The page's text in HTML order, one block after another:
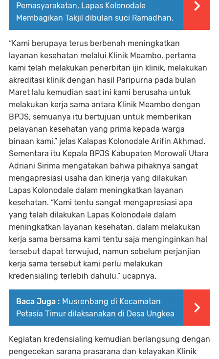
Pemasyarakatan, Lapas Kolonodale
Membagikan Takjil dibulan suci Ramadhan.
“Kami berupaya terus berbenah meningkatkan
layanan kesehatan melalui Klinik Meambo, pertama
kami telah melakukan penerbitan ijin klinik, melakukan
akreditasi klinik dengan hasil Paripurna pada bulan
Maret lalu kemudian saat ini kami berusaha untuk
melakukan kerja sama antara Klinik Meambo dengan
BPJS, semuanya itu bertujuan untuk memberikan
pelayanan kesehatan yang prima kepada warga
binaan kami,” jelas Kalapas Kolonodale Arifin Akhmad.
Sementara itu Kepala BPJS Kabupaten Morowali Utara
Adriani Sirima mengatakan bahwa pihaknya sangat
mengapresiasi usaha dan kinerja yang dilakukan
Lapas Kolonodale dalam meningkatkan layanan
kesehatan. “Kami tentu sangat mengapresiasi apa
yang telah dilakukan Lapas Kolonodale dalam
meningkatkan layanan kesehatan, dalam melakukan
kerja sama bersama kami tentu saja menginginkan hal
tersebut dapat terwujud, namun sebelum perjanjian
kerja sama tersebut kami perlu melakukan
kredensialing terlebih dahulu,” ucapnya.
Baca Juga : Musrenbang di Kecamatan
Petasia Timur dilaksanakan di Desa Ungkea
Kegiatan kredensialing kemudian berlangsung dengan
pengecekan sarana prasarana dan kelayakan Klinik